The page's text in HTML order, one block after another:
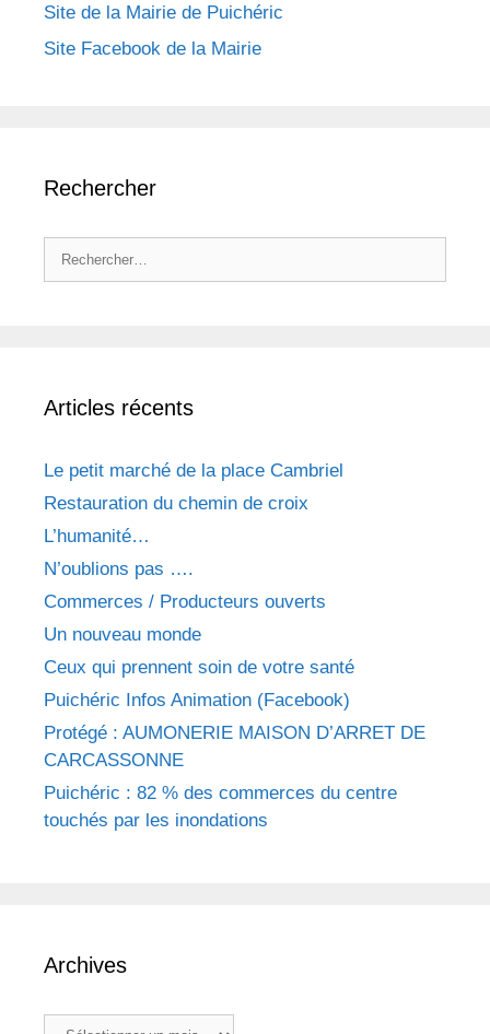
Site de la Mairie de Puichéric
Site Facebook de la Mairie
Rechercher
Rechercher :
Articles récents
Le petit marché de la place Cambriel
Restauration du chemin de croix
L’humanité…
N’oublions pas ….
Commerces / Producteurs ouverts
Un nouveau monde
Ceux qui prennent soin de votre santé
Puichéric Infos Animation (Facebook)
Protégé : AUMONERIE MAISON D’ARRET DE
CARCASSONNE
Puichéric : 82 % des commerces du centre
touchés par les inondations
Archives
Archives